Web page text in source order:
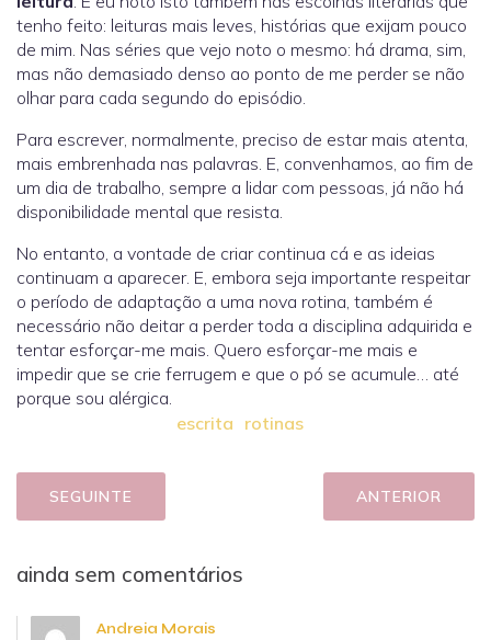
tenho feito: leituras mais leves, histórias que exijam pouco
de mim. Nas séries que vejo noto o mesmo: há drama, sim,
mas não demasiado denso ao ponto de me perder se não
olhar para cada segundo do episódio.
Para escrever, normalmente, preciso de estar mais atenta,
mais embrenhada nas palavras. E, convenhamos, ao fim de
um dia de trabalho, sempre a lidar com pessoas, já não há
disponibilidade mental que resista.
No entanto, a vontade de criar continua cá e as ideias
continuam a aparecer. E, embora seja importante respeitar
o período de adaptação a uma nova rotina, também é
necessário não deitar a perder toda a disciplina adquirida e
tentar esforçar-me mais. Quero esforçar-me mais e
impedir que se crie ferrugem e que o pó se acumule… até
porque sou alérgica.
escrita rotinas
SEGUINTE ANTERIOR
ainda sem comentários
Andreia Morais